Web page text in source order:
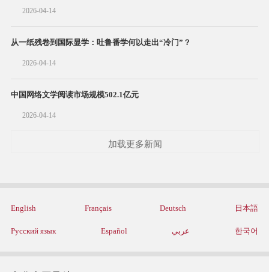
2026-04-14
从一纸残卷到国际显学：吐鲁番学何以走出“冷门”？
2026-04-14
中国网络文学阅读市场规模502.1亿元
2026-04-14
加载更多新闻
English Français Deutsch 日本語
Русский язык Español عربي 한국어